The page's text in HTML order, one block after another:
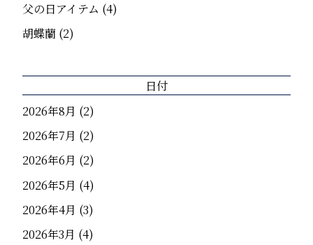
父の日アイテム (4)
胡蝶蘭 (2)
日付
2026年8月 (2)
2026年7月 (2)
2026年6月 (2)
2026年5月 (4)
2026年4月 (3)
2026年3月 (4)